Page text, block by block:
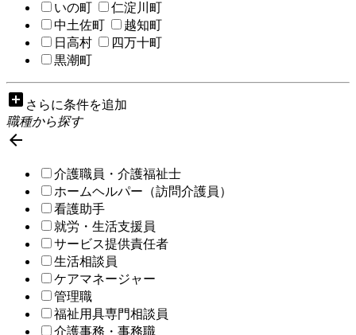
いの町
仁淀川町
中土佐町
越知町
日高村
四万十町
黒潮町
add_box さらに条件を追加
職種から探す

介護職員・介護福祉士
ホームヘルパー（訪問介護員）
看護助手
就労・生活支援員
サービス提供責任者
生活相談員
ケアマネージャー
管理職
福祉用具専門相談員
介護事務・事務職